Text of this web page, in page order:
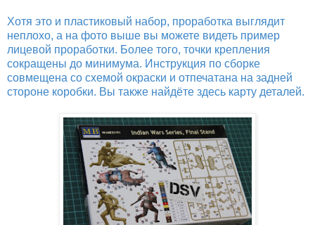
Хотя это и пластиковый набор, проработка выглядит
неплохо, а на фото выше вы можете видеть пример
лицевой проработки. Более того, точки крепления
сокращены до минимума. Инструкция по сборке
совмещена со схемой окраски и отпечатана на задней
стороне коробки. Вы также найдёте здесь карту деталей.